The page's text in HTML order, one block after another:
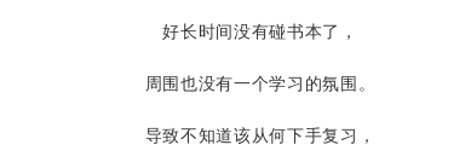
好长时间没有碰书本了，
周围也没有一个学习的氛围。
导致不知道该从何下手复习，